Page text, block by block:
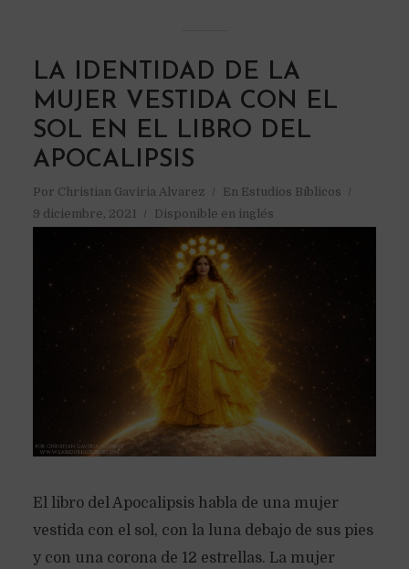
LA IDENTIDAD DE LA
MUJER VESTIDA CON EL
SOL EN EL LIBRO DEL
APOCALIPSIS
Por Christian Gaviria Alvarez En Estudios Bíblicos
9 diciembre, 2021
Disponible en inglés
El libro del Apocalipsis habla de una mujer
vestida con el sol, con la luna debajo de sus pies
y con una corona de 12 estrellas. La mujer